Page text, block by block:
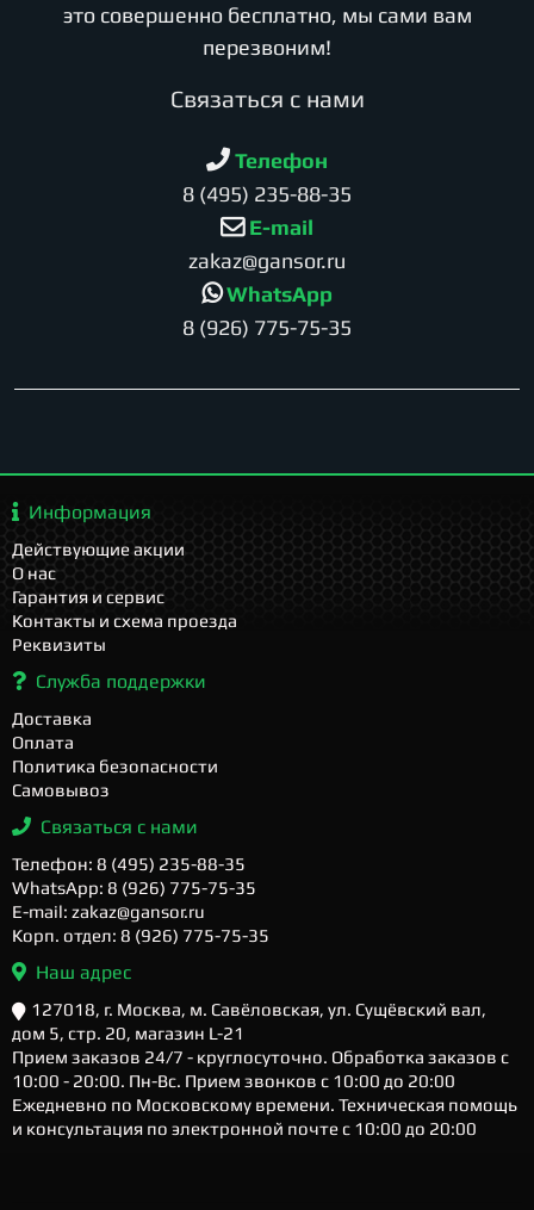
это совершенно бесплатно, мы сами вам
перезвоним!
Cвязаться с нами
Телефон
8 (495) 235-88-35
E-mail
zakaz@gansor.ru
WhatsApp
8 (926) 775-75-35
Информация
Действующие акции
О нас
Гарантия и сервис
Контакты и схема проезда
Реквизиты
Служба поддержки
Доставка
Оплата
Политика безопасности
Самовывоз
Связаться с нами
Телефон: 8 (495) 235-88-35
WhatsApp: 8 (926) 775-75-35
E-mail: zakaz@gansor.ru
Корп. отдел: 8 (926) 775-75-35
Наш адрес
127018, г. Москва, м. Савёловская, ул. Сущёвский вал,
дом 5, стр. 20, магазин L-21
Прием заказов 24/7 - круглосуточно. Обработка заказов с
10:00 - 20:00. Пн-Вс. Прием звонков с 10:00 до 20:00
Ежедневно по Московскому времени. Техническая помощь
и консультация по электронной почте с 10:00 до 20:00